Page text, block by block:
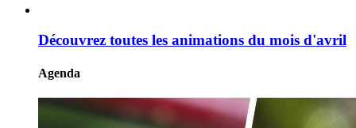
Découvrez toutes les animations du mois d'avril
Agenda